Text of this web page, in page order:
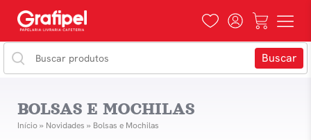
BOLSAS E MOCHILAS
Início» Novidades » Bolsas e Mochilas